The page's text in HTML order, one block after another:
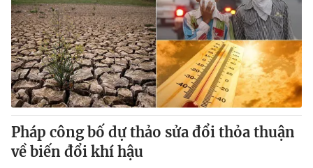
Tin tức
Thế giới đó đây
Câu chuyện quốc tế
Kinh tế
Tài chính
Thị trường
Góc doanh nghiệp
Dữ liệu và đời sống
Truyền hình
Phim VTV
Giải trí
Pháp công bố dự thảo sửa đổi thỏa thuận
về biến đổi khí hậu